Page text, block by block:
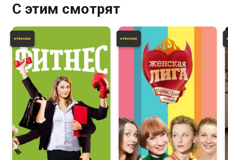
С этим смотрят
4.2 3.7